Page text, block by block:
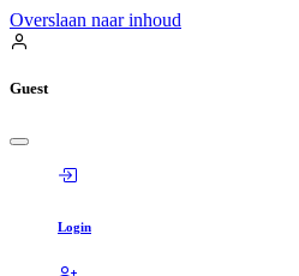
Overslaan naar inhoud
Guest
Login